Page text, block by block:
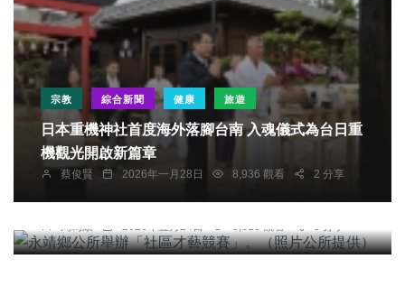
宗教 綜合新聞 健康 旅遊
日本重機神社首度海外落腳台南 入魂儀式為台日重
機觀光開啟新篇章
蔡俊賢 2026年一月28日 8,936 觀看 2 分享
社會 農業 綜合新聞 健康 旅遊
文教
永靖鄉公所舉辦「社區才藝競賽」。（照片公所提
供）
周為政 2026年五月24日 8,816 觀看 3 分享